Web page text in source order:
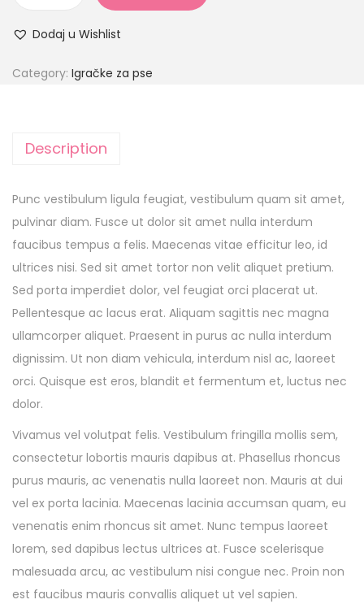
Dodaj u Wishlist
Category: Igračke za pse
Description
Punc vestibulum ligula feugiat, vestibulum quam sit amet,
pulvinar diam. Fusce ut dolor sit amet nulla interdum
faucibus tempus a felis. Maecenas vitae efficitur leo, id
ultrices nisi. Sed sit amet tortor non velit aliquet pretium.
Sed porta imperdiet dolor, vel feugiat orci placerat ut.
Pellentesque ac lacus erat. Aliquam sagittis nec magna
ullamcorper aliquet. Praesent in purus ac nulla interdum
dignissim. Ut non diam vehicula, interdum nisl ac, laoreet
orci. Quisque est eros, blandit et fermentum et, luctus nec
dolor.
Vivamus vel volutpat felis. Vestibulum fringilla mollis sem,
consectetur lobortis mauris dapibus at. Phasellus rhoncus
purus mauris, ac venenatis nulla laoreet non. Mauris at dui
vel ex porta lacinia. Maecenas lacinia accumsan quam, eu
venenatis enim rhoncus sit amet. Nunc tempus laoreet
lorem, sed dapibus lectus ultrices at. Fusce scelerisque
malesuada arcu, ac vestibulum nisi congue nec. Proin non
est faucibus mauris convallis aliquet ut vel sapien.